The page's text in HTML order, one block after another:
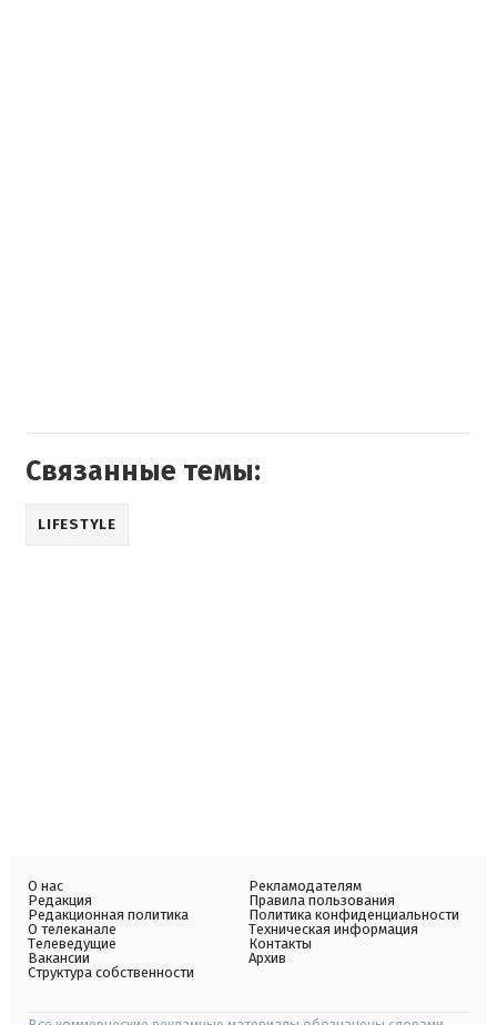
Связанные темы:
LIFESTYLE
О нас
Редакция
Редакционная политика
О телеканале
Телеведущие
Вакансии
Структура собственности
Рекламодателям
Правила пользования
Политика конфиденциальности
Техническая информация
Контакты
Архив